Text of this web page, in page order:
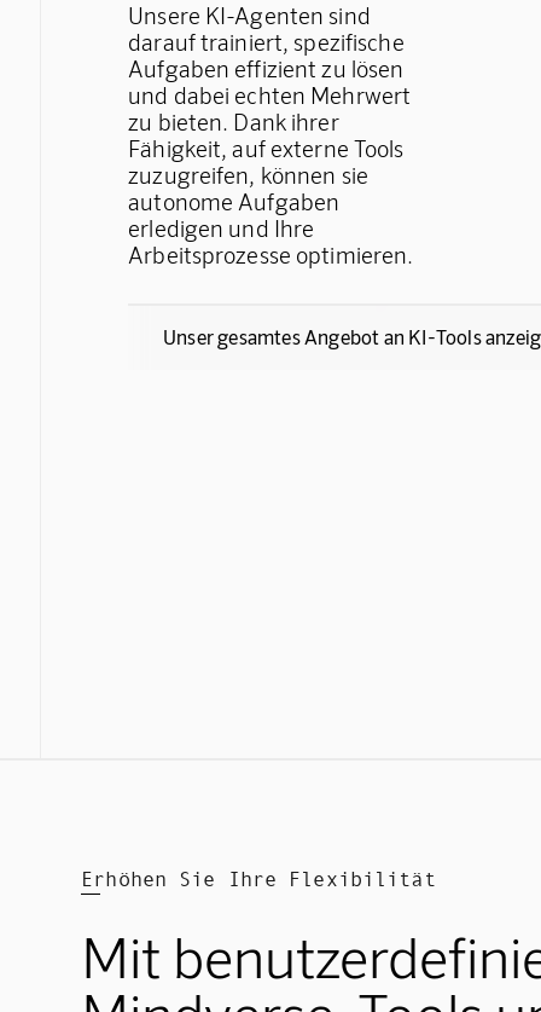
Unsere KI-Agenten sind
darauf trainiert, spezifische
Aufgaben effizient zu lösen
und dabei echten Mehrwert
zu bieten. Dank ihrer
Fähigkeit, auf externe Tools
zuzugreifen, können sie
autonome Aufgaben
erledigen und Ihre
Arbeitsprozesse optimieren.
Unser gesamtes Angebot an KI-Tools
Erhöhen Sie Ihre Flexibilität
Mit